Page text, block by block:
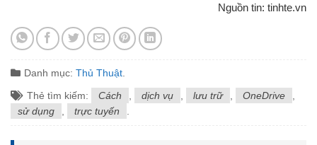
Nguồn tin: tinhte.vn
Danh mục: Thủ Thuật.
Thẻ tìm kiếm:
Cách , dịch vụ , lưu trữ , OneDrive
,
sử dụng
, trực tuyến .